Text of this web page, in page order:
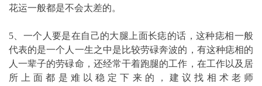
花运一般都是不会太差的。
5、一个人要是在自己的大腿上面长痣的话，这种痣相一般
代表的是一个人一生之中是比较劳碌奔波的，有这种痣相的
人一辈子的劳碌命，还经常干着跑腿的工作，在工作以及居
所上面都是难以稳定下来的，建议找相术老师